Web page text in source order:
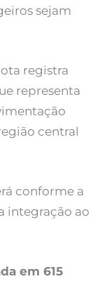
sejam
registra
representa
central
conforme a
integração ao
em 615